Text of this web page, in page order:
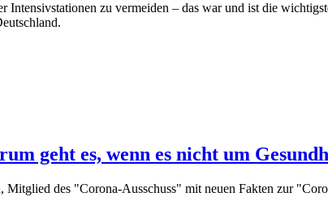
zu vermeiden – das war und ist die
geht es, wenn es nicht um
des "Corona-Ausschuss" mit neuen Fakten zur